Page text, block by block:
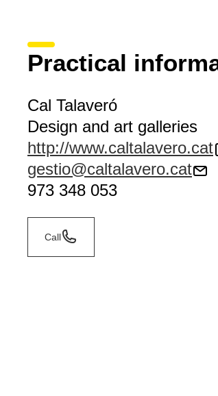
Practical
Cal Talaveró
Design and art galleries
http://www.caltalavero.cat
gestio@caltalavero.cat
973 348 053
Call